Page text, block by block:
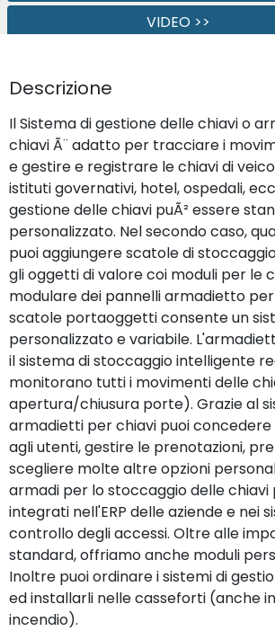
VIDEO >>
Descrizione
Il Sistema di gestione delle chiavi o
chiavi Ã¨ adatto per tracciare i
e gestire e registrare le chiavi di
istituti governativi, hotel, ospedali,
gestione delle chiavi puÃ² essere
personalizzato. Nel secondo caso,
puoi aggiungere scatole di
gli oggetti di valore coi moduli per le
modulare dei pannelli armadietto
scatole portaoggetti consente un
personalizzato e variabile.
il sistema di stoccaggio intelligente
monitorano tutti i movimenti delle
apertura/chiusura porte). Grazie al
armadietti per chiavi puoi concedere
agli utenti, gestire le prenotazioni,
scegliere molte altre opzioni
armadi per lo stoccaggio delle chiavi
integrati nell'ERP delle aziende e nei
controllo degli accessi. Oltre alle
standard, offriamo anche moduli
Inoltre puoi ordinare i sistemi di
ed installarli nelle casseforti (anche
incendio).